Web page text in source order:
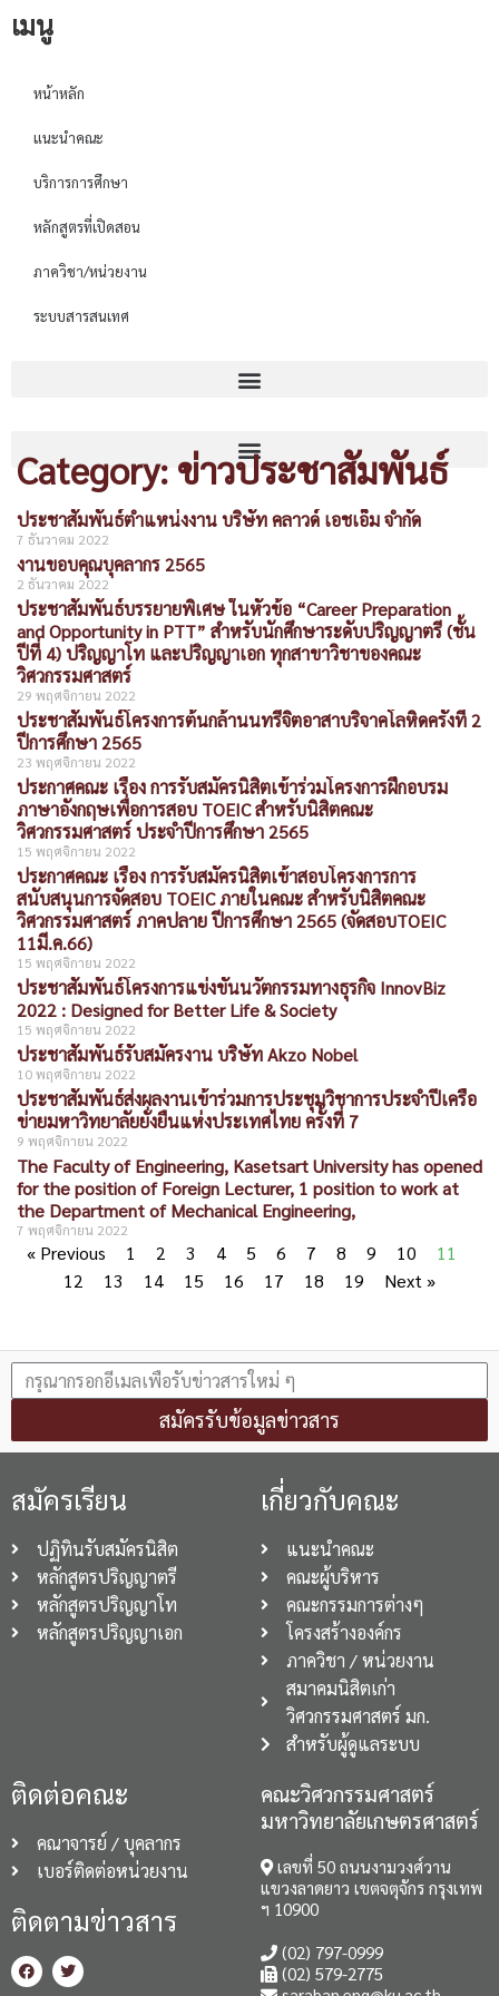
เมนู
หน้าหลัก
แนะนำคณะ
บริการการศึกษา
หลักสูตรที่เปิดสอน
ภาควิชา/หน่วยงาน
ระบบสารสนเทศ
Category: ข่าวประชาสัมพันธ์
ประชาสัมพันธ์ตำแหน่งงาน บริษัท คลาวด์ เอชเอ็ม จำกัด
7 ธันวาคม 2022
งานขอบคุณบุคลากร 2565
2 ธันวาคม 2022
ประชาสัมพันธ์บรรยายพิเศษ ในหัวข้อ “Career Preparation
and Opportunity in PTT” สำหรับนักศึกษาระดับปริญญาตรี (ชั้น
ปีที่ 4) ปริญญาโท และปริญญาเอก ทุกสาขาวิชาของคณะ
วิศวกรรมศาสตร์
29 พฤศจิกายน 2022
ประชาสัมพันธ์โครงการต้นกล้านนทรีจิตอาสาบริจาคโลหิดครั้งที่ 2
ปีการศึกษา 2565
23 พฤศจิกายน 2022
ประกาศคณะ เรื่อง การรับสมัครนิสิตเข้าร่วมโครงการฝึกอบรม
ภาษาอังกฤษเพื่อการสอบ TOEIC สำหรับนิสิตคณะ
วิศวกรรมศาสตร์ ประจำปีการศึกษา 2565
15 พฤศจิกายน 2022
ประกาศคณะ เรื่อง การรับสมัครนิสิตเข้าสอบโครงการการ
สนับสนุนการจัดสอบ TOEIC ภายในคณะ สำหรับนิสิตคณะ
วิศวกรรมศาสตร์ ภาคปลาย ปีการศึกษา 2565 (จัดสอบTOEIC
11มี.ค.66)
15 พฤศจิกายน 2022
ประชาสัมพันธ์โครงการแข่งขันนวัตกรรมทางธุรกิจ InnovBiz
2022 : Designed for Better Life & Society
15 พฤศจิกายน 2022
ประชาสัมพันธ์รับสมัครงาน บริษัท Akzo Nobel
10 พฤศจิกายน 2022
ประชาสัมพันธ์ส่งผลงานเข้าร่วมการประชุมวิชาการประจำปีเครือ
ข่ายมหาวิทยาลัยยั่งยืนแห่งประเทศไทย ครั้งที่ 7
9 พฤศจิกายน 2022
The Faculty of Engineering, Kasetsart University has opened
for the position of Foreign Lecturer, 1 position to work at
the Department of Mechanical Engineering,
7 พฤศจิกายน 2022
« Previous 1 2 3 4 5 6 7 8 9 10
11
12
13 14 15 16 17 18 19 Next »
สมัครรับข้อมูลข่าวสาร
สมัครเรียน
ปฏิทินรับสมัครนิสิต
หลักสูตรปริญญาตรี
หลักสูตรปริญญาโท
หลักสูตรปริญญาเอก
เกี่ยวกับคณะ
แนะนำคณะ
คณะผู้บริหาร
คณะกรรมการต่างๆ
โครงสร้างองค์กร
ภาควิชา / หน่วยงาน
สมาคมนิสิตเก่า
วิศวกรรมศาสตร์ มก.
สำหรับผู้ดูแลระบบ
ติดต่อคณะ
คณาจารย์ / บุคลากร
เบอร์ติดต่อหน่วยงาน
ติดตามข่าวสาร
คณะวิศวกรรมศาสตร์
มหาวิทยาลัยเกษตรศาสตร์
เลขที่ 50 ถนนงามวงศ์วาน
แขวงลาดยาว เขตจตุจักร กรุงเทพ
ฯ 10900
(02) 797-0999
(02) 579-2775